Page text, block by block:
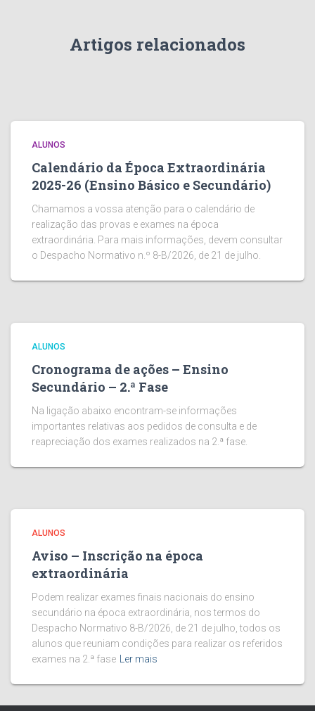
Artigos relacionados
ALUNOS
Calendário da Época Extraordinária
2025-26 (Ensino Básico e Secundário)
Chamamos a vossa atenção para o calendário de
realização das provas e exames na época
extraordinária. Para mais informações, devem consultar
o Despacho Normativo n.º 8-B/2026, de 21 de julho.
ALUNOS
Cronograma de ações – Ensino
Secundário – 2.ª Fase
Na ligação abaixo encontram-se informações
importantes relativas aos pedidos de consulta e de
reapreciação dos exames realizados na 2.ª fase.
ALUNOS
Aviso – Inscrição na época
extraordinária
Podem realizar exames finais nacionais do ensino
secundário na época extraordinária, nos termos do
Despacho Normativo 8-B/2026, de 21 de julho, todos os
alunos que reuniam condições para realizar os referidos
exames na 2.ª fase
Ler mais